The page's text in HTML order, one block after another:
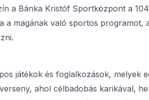
a Bánka Kristóf Sportközpont a
a magának való sportos programot,
játékok és foglalkozások, melyek
ahol célbadobás karikával,